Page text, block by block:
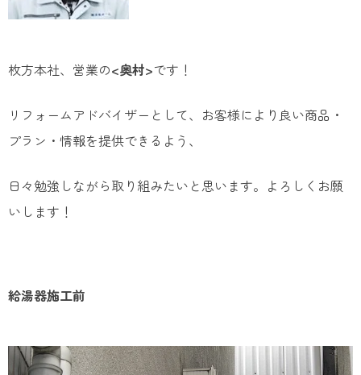
枚方本社、営業の<奥村>です！
リフォームアドバイザーとして、お客様により良い商品・
プラン・情報を提供できるよう、
日々勉強しながら取り組みたいと思います。よろしくお願
いします！
給湯器施工​前